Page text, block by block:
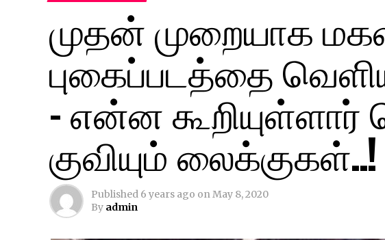
முதன் முறையாக
புகைப்படத்தை
– என்ன கூறியுள்ளார்
குவியும் லைக்குகள்..!
Published 6 years ago onMay 8, 2020
By admin